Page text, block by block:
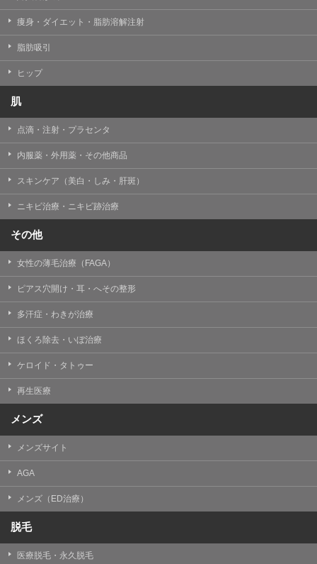
痩身・ダイエット・脂肪溶解注射
脂肪吸引
ヒップ
肌
点滴・注射・プラセンタ
内服薬・外用薬・その他商品
スキンケア（美白・しみ・肝斑）
ニキビ治療・ニキビ跡治療
その他
女性の薄毛治療（FAGA）
ピアス穴開け・耳・へその整形
多汗症・わきが治療
ほくろ除去・いぼ治療
ケロイド・タトゥー
再生医療
メンズ
メンズサイト
AGA
メンズ（ED治療）
脱毛
医療脱毛・永久脱毛